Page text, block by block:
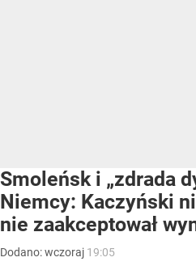
Smoleńsk i „zdrada
Niemcy: Kaczyński
nie zaakceptował
Dodano:wczoraj 19:05